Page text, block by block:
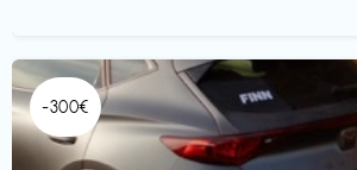
-300€